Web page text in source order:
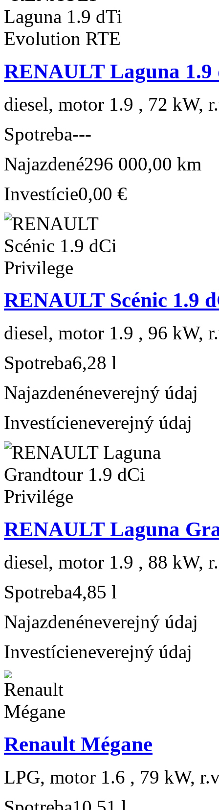
RENAULT Laguna
diesel, motor 1.9 , 72 kW,
Spotreba---
Najazdené296 000,00 km
Investície0,00 €
RENAULT Scénic 1.9
diesel, motor 1.9 , 96 kW,
Spotreba6,28 l
Najazdenéneverejný údaj
Investícieneverejný údaj
RENAULT Laguna
diesel, motor 1.9 , 88 kW,
Spotreba4,85 l
Najazdenéneverejný údaj
Investícieneverejný údaj
Renault Mégane
LPG, motor 1.6 , 79 kW,